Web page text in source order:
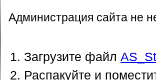
Администрация сайта не
Загрузите файл
Распакуйте и